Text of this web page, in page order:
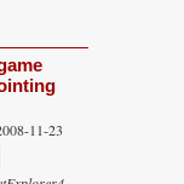
11-23